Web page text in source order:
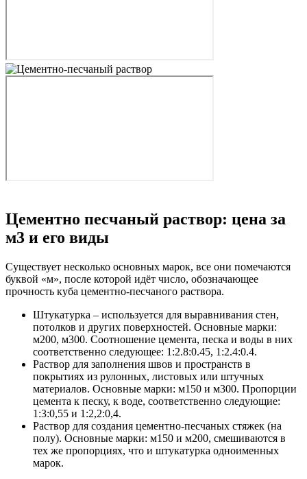
Цементно песчаный раствор: цена за
м3 и его виды
Существует несколько основных марок, все они помечаются
буквой «м», после которой идёт число, обозначающее
прочность куба цементно-песчаного раствора.
Штукатурка – используется для выравнивания стен,
потолков и других поверхностей. Основные марки:
м200, м300. Соотношение цемента, песка и воды в них
соответственно следующее: 1:2.8:0.45, 1:2.4:0.4.
Раствор для заполнения швов и пространств в
покрытиях из рулонных, листовых или штучных
материалов. Основные марки: м150 и м300. Пропорции
цемента к песку, к воде, соответственно следующие:
1:3:0,55 и 1:2,2:0,4.
Раствор для создания цементно-песчаных стяжек (на
полу). Основные марки: м150 и м200, смешиваются в
тех же пропорциях, что и штукатурка одноименных
марок.